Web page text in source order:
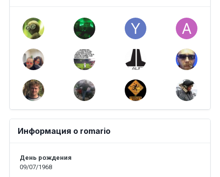
Информация о romario
День рождения
09/07/1968